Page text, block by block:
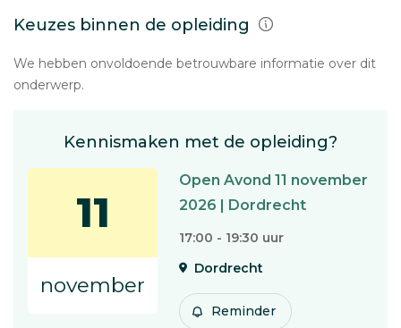
Keuzes binnen de opleiding
We hebben onvoldoende betrouwbare informatie over dit
onderwerp.
Kennismaken met de opleiding?
11
november
Open Avond 11 november
2026 | Dordrecht
17:00 - 19:30 uur
Dordrecht
Reminder